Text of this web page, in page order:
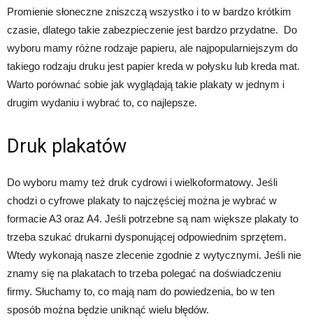
Promienie słoneczne zniszczą wszystko i to w bardzo krótkim
czasie, dlatego takie zabezpieczenie jest bardzo przydatne. Do
wyboru mamy różne rodzaje papieru, ale najpopularniejszym do
takiego rodzaju druku jest papier kreda w połysku lub kreda mat.
Warto porównać sobie jak wyglądają takie plakaty w jednym i
drugim wydaniu i wybrać to, co najlepsze.
Druk plakatów
Do wyboru mamy też druk cydrowi i wielkoformatowy. Jeśli
chodzi o cyfrowe plakaty to najczęściej można je wybrać w
formacie A3 oraz A4. Jeśli potrzebne są nam większe plakaty to
trzeba szukać drukarni dysponującej odpowiednim sprzętem.
Wtedy wykonają nasze zlecenie zgodnie z wytycznymi. Jeśli nie
znamy się na plakatach to trzeba polegać na doświadczeniu
firmy. Słuchamy to, co mają nam do powiedzenia, bo w ten
sposób można będzie uniknąć wielu błędów.